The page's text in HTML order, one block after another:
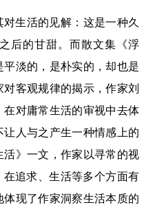
生活的见解：这是一种久
后的甘甜。而散文集《浮
淡的，是朴实的，却也是
客观规律的揭示，作家刘
对庸常生活的审视中去体
人与之产生一种情感上的
》一文，作家以寻常的视
追求、生活等多个方面有
现了作家洞察生活本质的